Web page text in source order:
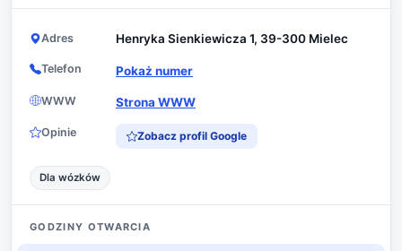
Adres Henryka Sienkiewicza 1, 39-300 Mielec
Telefon Pokaż numer
WWW Strona WWW
Opinie Zobacz profil Google
Dla wózków
GODZINY OTWARCIA